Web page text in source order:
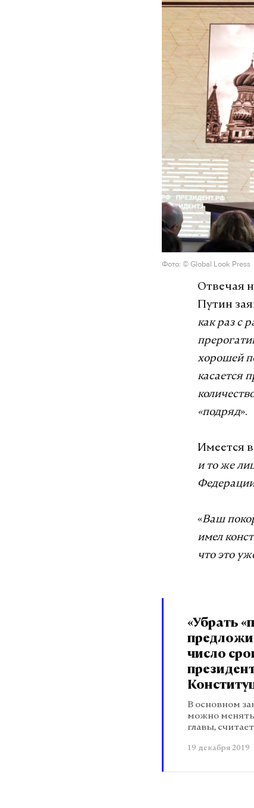
Фото: © Global Look Press
Отвечая
Путин
как раз с
хорошей
касается
«подряд».
Имеется
и то же
«Ваш
имел
что это
«Убрать
число
В основном
можно менять
главы,
19 декабря 2019